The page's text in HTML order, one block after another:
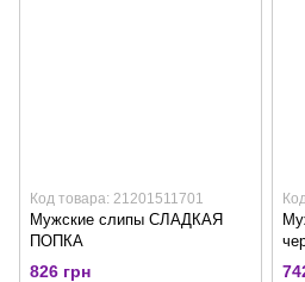
Код товара: 21201511701
Мужские слипы СЛАДКАЯ
ПОПКА
826 грн